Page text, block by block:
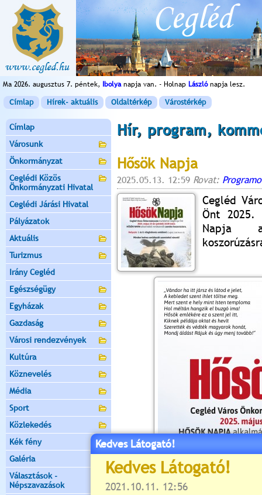
Ma 2026. augusztus 7. péntek, Ibolyanapja van. - Holnap Lászlónapja lesz.
Címlap Hírek- aktuális Oldaltérkép Várostérkép
Címlap
Városunk
Önkormányzat
Ceglédi Közös
Önkormányzati Hivatal
Ceglédi Járási Hivatal
Pályázatok
Aktuális
Turizmus
Irány Cegléd
Egészségügy
Egyházak
Gazdaság
Városi rendezvények
Kultúra
Köznevelés
Média
Sport
Közlekedés
Kék fény
Galéria
Választások -
Népszavazások
Hír, program,
Hősök Napja
2025.05.13. 12:59 Rovat:
Cegléd
Önt 2025.
Napja
Kedves Látogató!